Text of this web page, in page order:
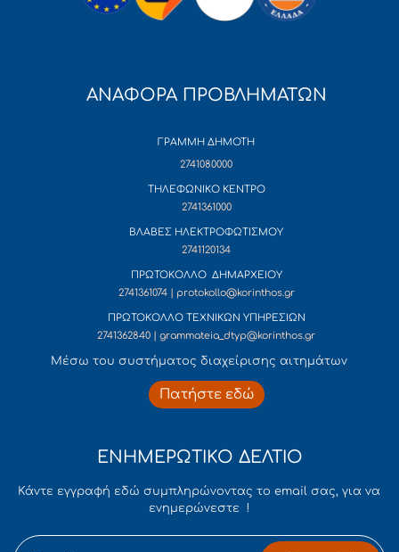
ΑΝΑΦΟΡΑ ΠΡΟΒΛΗΜΑΤΩΝ
ΓΡΑΜΜΗ ΔΗΜΟΤΗ
2741080000
ΤΗΛΕΦΩΝΙΚΟ ΚΕΝΤΡΟ
2741361000
ΒΛΑΒΕΣ ΗΛΕΚΤΡΟΦΩΤΙΣΜΟΥ
2741120134
ΠΡΩΤΟΚΟΛΛΟ ΔΗΜΑΡΧΕΙΟΥ
2741361074 | protokollo@korinthos.gr
ΠΡΩΤΟΚΟΛΛΟ ΤΕΧΝΙΚΩΝ ΥΠΗΡΕΣΙΩΝ
2741362840 | grammateia_dtyp@korinthos.gr
Mέσω του συστήματος διαχείρισης αιτημάτων
Πατήστε εδώ
ΕΝΗΜΕΡΩΤΙΚΟ ΔΕΛΤΙΟ
Κάντε εγγραφή εδώ συμπληρώνοντας το email σας, για να
ενημερώνεστε !